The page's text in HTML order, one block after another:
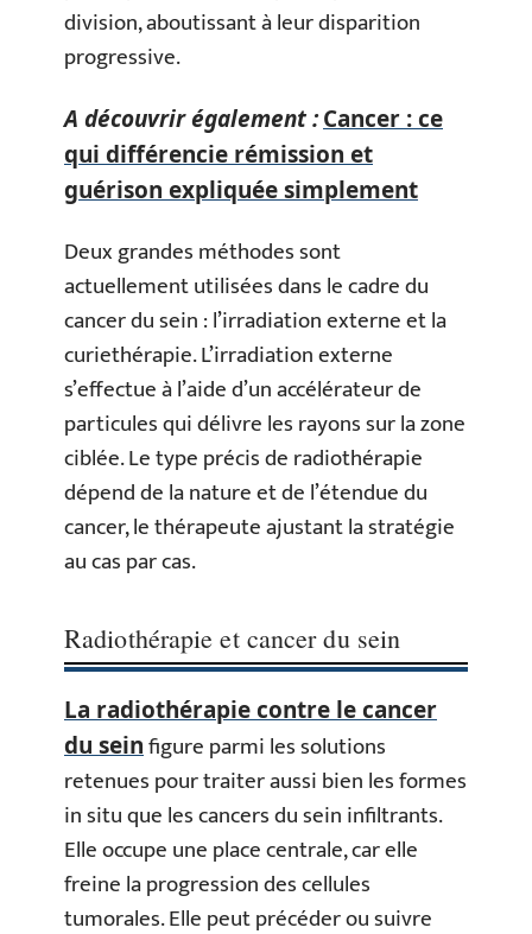
division, aboutissant à leur disparition
progressive.
A découvrir également :Cancer : ce
qui différencie rémission et
guérison expliquée simplement
Deux grandes méthodes sont
actuellement utilisées dans le cadre du
cancer du sein : l’irradiation externe et la
curiethérapie. L’irradiation externe
s’effectue à l’aide d’un accélérateur de
particules qui délivre les rayons sur la zone
ciblée. Le type précis de radiothérapie
dépend de la nature et de l’étendue du
cancer, le thérapeute ajustant la stratégie
au cas par cas.
Radiothérapie et cancer du sein
La radiothérapie contre le cancer
du seinfigure parmi les solutions
retenues pour traiter aussi bien les formes
in situ que les cancers du sein infiltrants.
Elle occupe une place centrale, car elle
freine la progression des cellules
tumorales. Elle peut précéder ou suivre